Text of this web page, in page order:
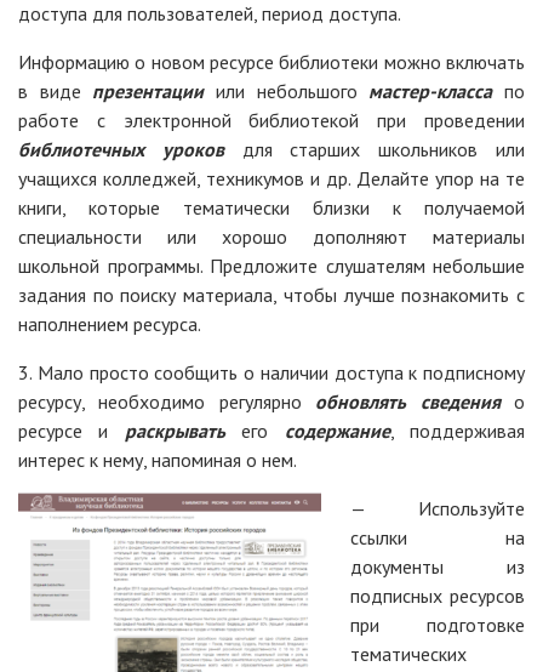
доступа для пользователей, период доступа.
Информацию о новом ресурсе библиотеки можно включать
в виде презентацииили небольшого мастер-классапо
работе с электронной библиотекой при проведении
библиотечных уроковдля старших школьников или
учащихся колледжей, техникумов и др. Делайте упор на те
книги, которые тематически близки к получаемой
специальности или хорошо дополняют материалы
школьной программы. Предложите слушателям небольшие
задания по поиску материала, чтобы лучше познакомить с
наполнением ресурса.
3. Мало просто сообщить о наличии доступа к подписному
ресурсу, необходимо регулярно обновлять сведенияо
ресурсе и раскрыватьего содержание, поддерживая
интерес к нему, напоминая о нем.
— Используйте
ссылки на
документы из
подписных ресурсов
при подготовке
тематических